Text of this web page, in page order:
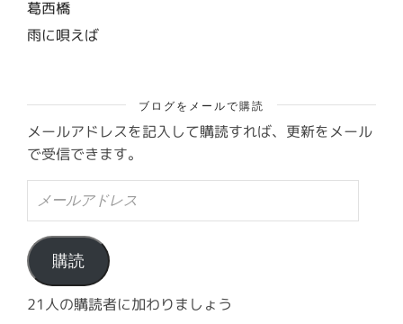
葛西橋
雨に唄えば
ブログをメールで購読
メールアドレスを記入して購読すれば、更新をメール
で受信できます。
ル
ア
ド
レ
ス
購読
21人の購読者に加わりましょう